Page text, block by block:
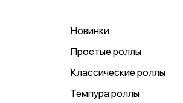
Новинки
Простые роллы
Классические роллы
Темпура роллы